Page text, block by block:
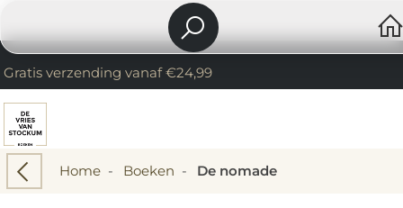
Gratis verzending vanaf €24,99
Home- Boeken - De nomade